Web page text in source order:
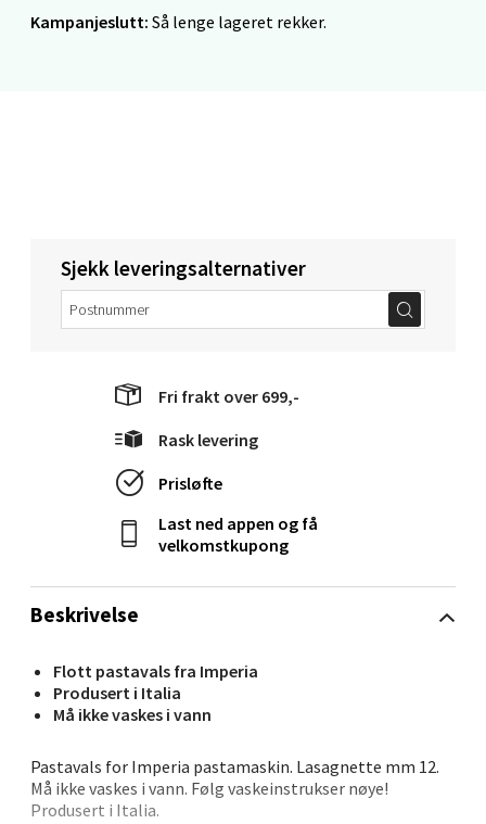
Kampanjeslutt: Så lenge lageret rekker.
Beskrivelse
Flott pastavals fra Imperia
Produsert i Italia
Må ikke vaskes i vann
Pastavals for Imperia pastamaskin. Lasagnette mm 12.
Må ikke vaskes i vann. Følg vaskeinstrukser nøye!
Produsert i Italia.
Sjekk leveringsalternativer
Fri frakt over 699,-
Rask levering
Prisløfte
Last ned appen og få
velkomstkupong
0 i butikk
Åpent i dag 10-20
0 i butikk
Molde - Moldetorget
Åpent i dag 10-20
Bolagsgata 1, 8514 Narvik
Åpent i dag 10-20